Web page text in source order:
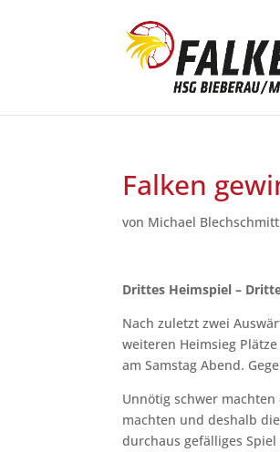
Falken
von Michael Blechschmitt
Drittes Heimspiel –
Nach zuletzt zwei
weiteren Heimsieg
am Samstag Abend.
Unnötig schwer
machten und deshalb
durchaus gefälliges